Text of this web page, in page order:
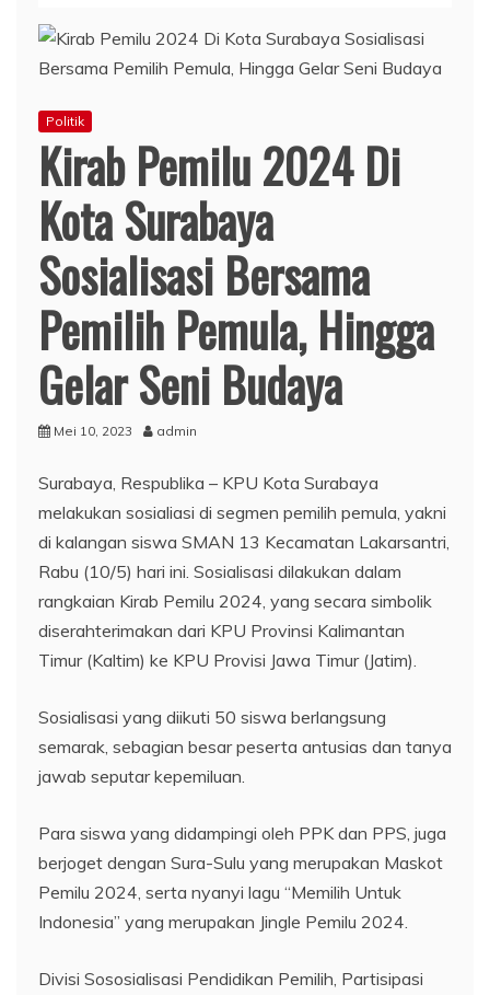
Politik
Kirab Pemilu 2024 Di
Kota Surabaya
Sosialisasi Bersama
Pemilih Pemula, Hingga
Gelar Seni Budaya
Mei 10, 2023 admin
Surabaya, Respublika – KPU Kota Surabaya
melakukan sosialiasi di segmen pemilih pemula, yakni
di kalangan siswa SMAN 13 Kecamatan Lakarsantri,
Rabu (10/5) hari ini. Sosialisasi dilakukan dalam
rangkaian Kirab Pemilu 2024, yang secara simbolik
diserahterimakan dari KPU Provinsi Kalimantan
Timur (Kaltim) ke KPU Provisi Jawa Timur (Jatim).
Sosialisasi yang diikuti 50 siswa berlangsung
semarak, sebagian besar peserta antusias dan tanya
jawab seputar kepemiluan.
Para siswa yang didampingi oleh PPK dan PPS, juga
berjoget dengan Sura-Sulu yang merupakan Maskot
Pemilu 2024, serta nyanyi lagu “Memilih Untuk
Indonesia” yang merupakan Jingle Pemilu 2024.
Divisi Sososialisasi Pendidikan Pemilih, Partisipasi